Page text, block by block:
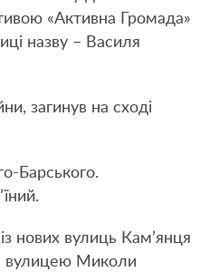
«Активна Громада»
назву – Василя
загинув на сході
Барського.
нових вулиць Кам’янця
вулицею Миколи